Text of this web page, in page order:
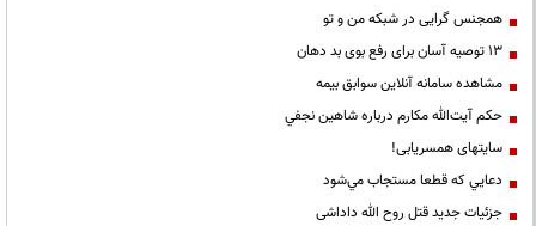
همجنس گرایی در شبکه من و تو
13 توصیه آسان برای رفع بوی بد دهان
مشاهده سامانه آنلاين سوابق بیمه
حكم آيت‌الله مكارم درباره شاهين نجفي
سایتهای همسریابی!
دعايي كه قطعا مستجاب مي‌شود
جزئیات جدید قتل روح الله داداشی